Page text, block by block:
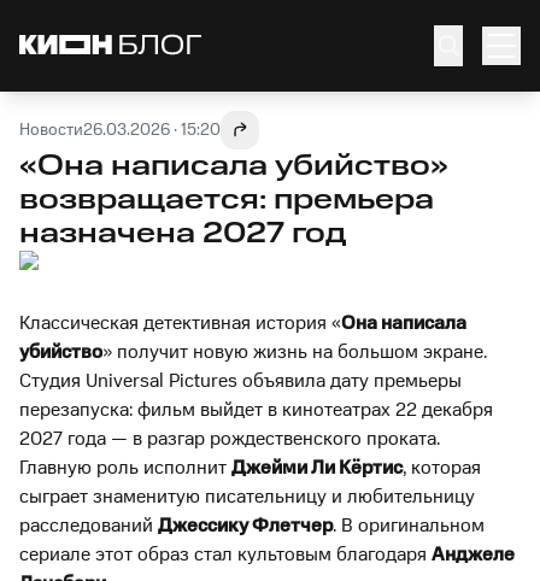
Новости26.03.2026 · 15:20
«Она написала убийство»
возвращается: премьера
назначена 2027 год
Классическая детективная история «Она написала
убийство» получит новую жизнь на большом экране.
Студия Universal Pictures объявила дату премьеры
перезапуска: фильм выйдет в кинотеатрах 22 декабря
2027 года — в разгар рождественского проката.
Главную роль исполнитДжейми Ли Кёртис, которая
сыграет знаменитую писательницу и любительницу
расследований Джессику Флетчер. В оригинальном
сериале этот образ стал культовым благодаря Анджеле